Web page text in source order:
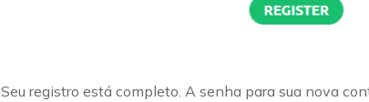
Seu registro está completo. A senha para sua nova